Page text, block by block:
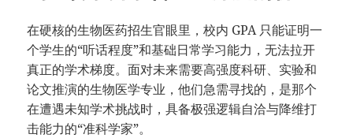
在硬核的生物医药招生官眼里，校内 GPA 只能证明一
个学生的“听话程度”和基础日常学习能力，无法拉开
真正的学术梯度。面对未来需要高强度科研、实验和
论文推演的生物医学专业，他们急需寻找的，是那个
在遭遇未知学术挑战时，具备极强逻辑自洽与降维打
击能力的“准科学家”。